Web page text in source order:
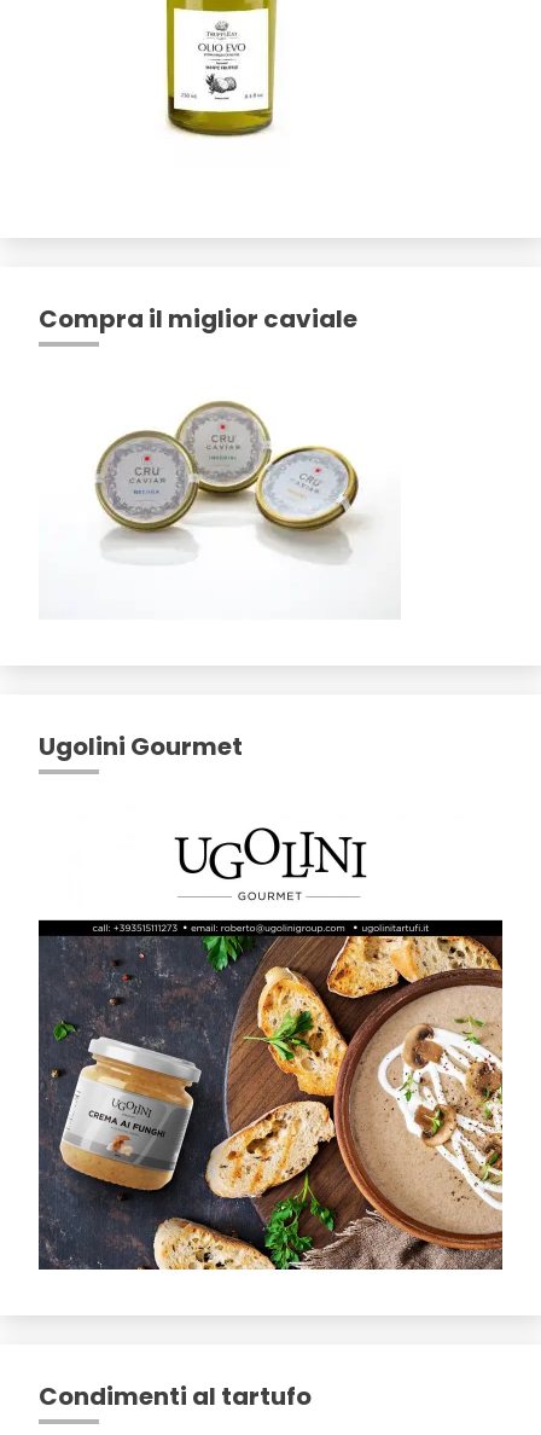
Compra il miglior caviale
Ugolini Gourmet
Condimenti al tartufo